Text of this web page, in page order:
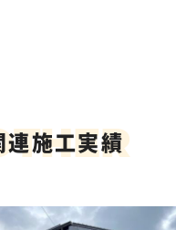
THER
連施工実績